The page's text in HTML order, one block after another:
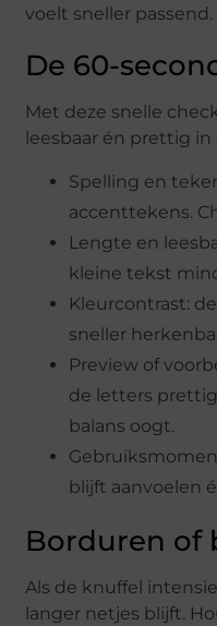
voelt sneller passend.
De 60-
Met deze snelle
leesbaar én prettig in
Spelling en
accenttekens.
Lengte en
kleine tekst
Kleurcontrast:
sneller
Preview of
de letters
balans oogt.
blijft aanvoelen
Borduren of
Als de knuffel
langer netjes blijft.